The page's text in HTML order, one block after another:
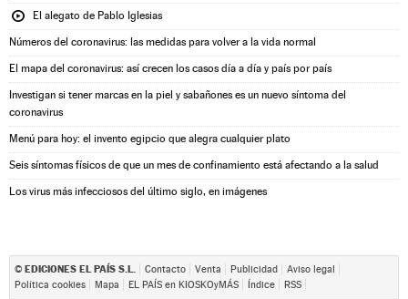
El alegato de Pablo Iglesias
Números del coronavirus: las medidas para volver a la vida normal
El mapa del coronavirus: así crecen los casos día a día y país por país
Investigan si tener marcas en la piel y sabañones es un nuevo síntoma del
coronavirus
Menú para hoy: el invento egipcio que alegra cualquier plato
Seis síntomas físicos de que un mes de confinamiento está afectando a la salud
Los virus más infecciosos del último siglo, en imágenes
© EDICIONES EL PAÍS S.L. Contacto Venta Publicidad
Aviso legal
Política cookies
Mapa EL PAÍS en KIOSKOyMÁS Índice RSS